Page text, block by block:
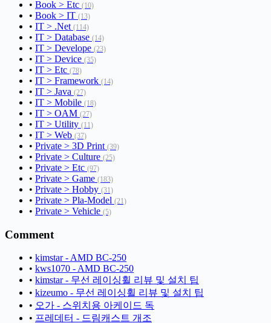
• Book > Etc (10)
• Book > IT (13)
• IT > .Net (114)
• IT > Database (14)
• IT > Develope (23)
• IT > Device (35)
• IT > Etc (78)
• IT > Framework (14)
• IT > Java (27)
• IT > Mobile (18)
• IT > OAM (27)
• IT > Utility (11)
• IT > Web (37)
• Private > 3D Print (39)
• Private > Culture (25)
• Private > Etc (97)
• Private > Game (183)
• Private > Hobby (31)
• Private > Pla-Model (21)
• Private > Vehicle (5)
Comment
• kimstar - AMD BC-250
• kws1070 - AMD BC-250
• kimstar - 무선 레이싱휠 리뷰 및 설치 팁
• kizeumo - 무선 레이싱휠 리뷰 및 설치 팁
• 오가 - 스위치용 아케이드 독
• 프레데터 - 드림캐스트 개조